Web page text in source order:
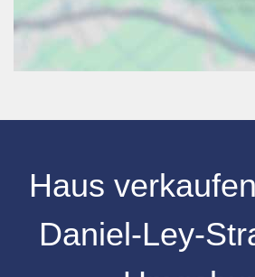
Haus verkaufen
Daniel-Ley-